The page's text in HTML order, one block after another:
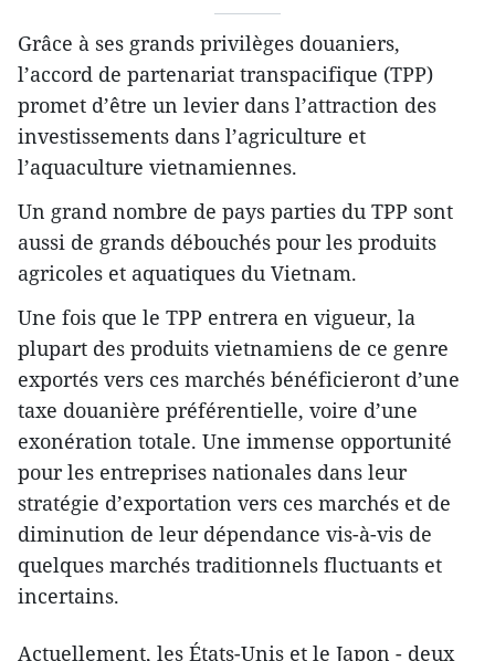
Grâce à ses grands privilèges douaniers,
l’accord de partenariat transpacifique (TPP)
promet d’être un levier dans l’attraction des
investissements dans l’agriculture et
l’aquaculture vietnamiennes.
Un grand nombre de pays parties du TPP sont
aussi de grands débouchés pour les produits
agricoles et aquatiques du Vietnam.
Une fois que le TPP entrera en vigueur, la
plupart des produits vietnamiens de ce genre
exportés vers ces marchés bénéficieront d’une
taxe douanière préférentielle, voire d’une
exonération totale. Une immense opportunité
pour les entreprises nationales dans leur
stratégie d’exportation vers ces marchés et de
diminution de leur dépendance vis-à-vis de
quelques marchés traditionnels fluctuants et
incertains.
Actuellement, les États-Unis et le Japon - deux